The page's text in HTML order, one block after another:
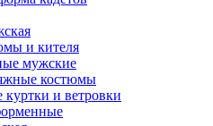
и кителя
мужские
костюмы
и ветровки